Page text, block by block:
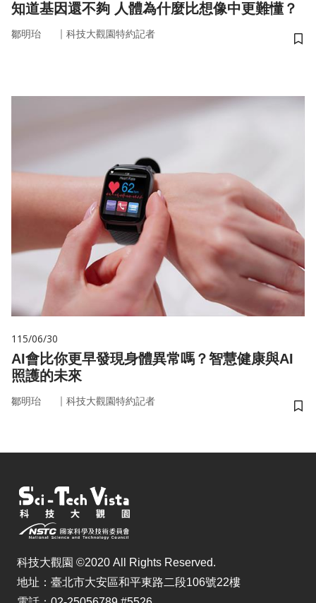
知道基因還不夠 人體為什麼比想像中更難懂？
鄒明珆 ｜ 科技大觀園特約記者
儲
115/06/30
AI會比你更早發現身體異常嗎？智慧健康與AI
照護的未來
鄒明珆 ｜ 科技大觀園特約記者
儲
科技大觀園 ©2020 All Rights Reserved.
地址：臺北市大安區和平東路二段106號22樓